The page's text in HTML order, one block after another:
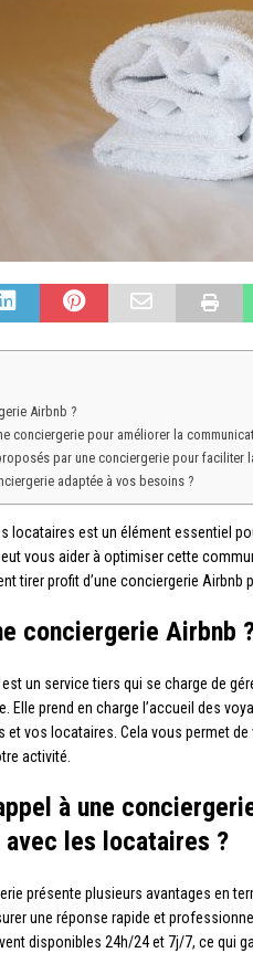
Airbnb ?
conciergerie pour améliorer la
par une conciergerie pour faciliter
adaptée à vos besoins ?
locataires est un élément essentiel
vous aider à optimiser cette
tirer profit d’une conciergerie
conciergerie Airbnb
est un service tiers qui se charge de
Elle prend en charge l’accueil des
vos locataires. Cela vous permet
activité.
à une
les locataires ?
présente plusieurs avantages en
une réponse rapide et
disponibles 24h/24 et 7j/7, ce qui